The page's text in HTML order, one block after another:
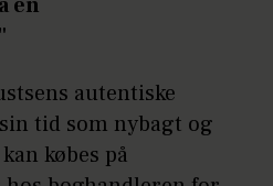
en
autentiske
tid som nybagt og
købes på